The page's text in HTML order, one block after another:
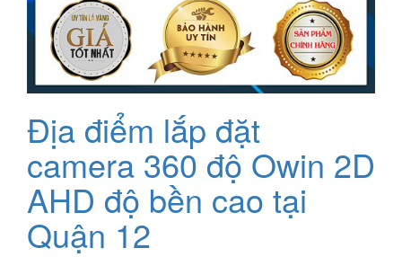
Địa điểm lắp đặt
camera 360 độ Owin 2D
AHD độ bền cao tại
Quận 12